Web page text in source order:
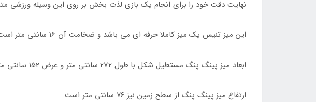
نهایت دقت خود را برای انجام یک بازی لذت بخش بر روی این وسیله ورزشی
این میز تنیس یک میز کاملا حرفه ای می باشد و ضخامت آن 16 سانتی متر است که هاکی از کیفیت بالای آن است.
ابعاد میز پینگ پنگ مستطیل شکل با طول 272 سانتی متر و عرض 152 سانتی متر می باشد.
ارتفاع میز پینگ پنگ از سطح زمین نیز ۷۶ سانتی متر است.